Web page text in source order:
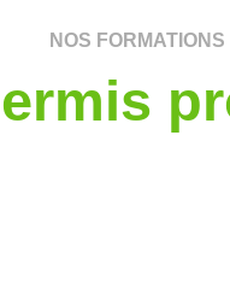
NOS FORMATIONS